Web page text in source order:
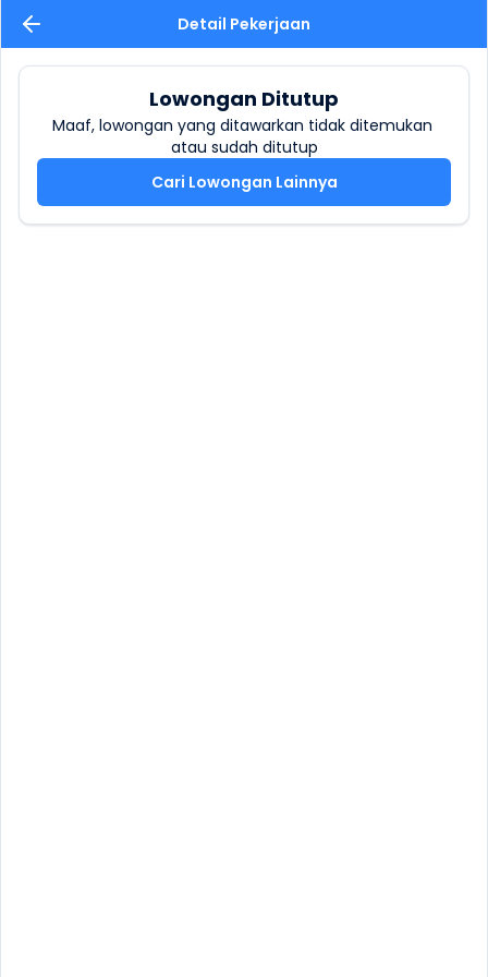
Detail Pekerjaan
Lowongan Ditutup
Maaf, lowongan yang ditawarkan tidak ditemukan
atau sudah ditutup
Cari Lowongan Lainnya